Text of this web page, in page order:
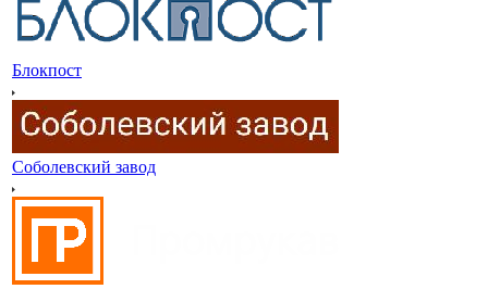
Блокпост
Соболевский завод